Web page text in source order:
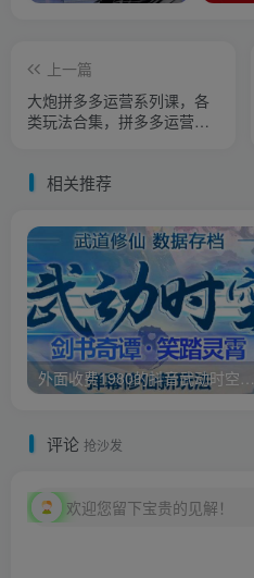
上一篇
大炮拼多多运营系列课，各
类​玩法合集，拼多多运营玩
相关推荐
外面收费1980的抖音武动时空直播项目，无需真人出镜，实时互动直播【软件+详细教程】
评论 抢沙发
欢迎您留下宝贵的见解！